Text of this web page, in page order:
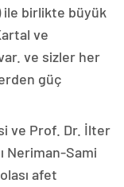
ile birlikte büyük
ve
ve sizler her
güç
ve Prof. Dr. İlter
Neriman-Sami
afet